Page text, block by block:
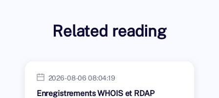
Related reading
2026-08-06 08:04:19
Enregistrements WHOIS et RDAP